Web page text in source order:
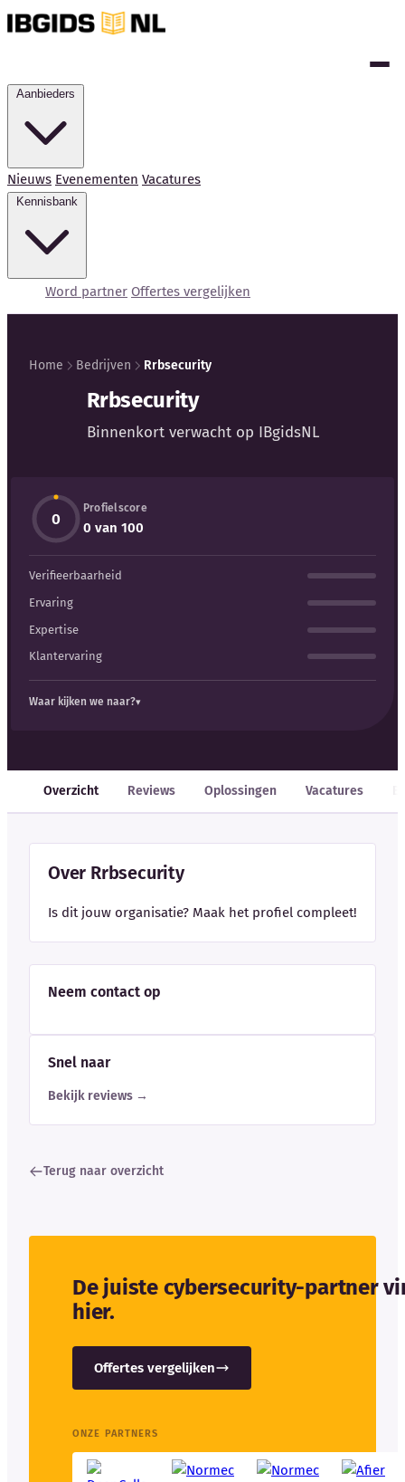
Nieuws Evenementen Vacatures
Word partner Offertes vergelijken
Blog
Bedrijfsupdates
Externe bronnen
Auteurs
Home Bedrijven Rrbsecurity
Rrbsecurity
Binnenkort verwacht op IBgidsNL
0
Profielscore
0 van 100
Verifieerbaarheid
Ervaring
Expertise
Klantervaring
Waar kijken we naar?
Overzicht Reviews Oplossingen Vacatures
Over Rrbsecurity
Is dit jouw organisatie? Maak het profiel compleet!
Neem contact op
Snel naar
Bekijk reviews →
Terug naar overzicht
De juiste cybersecurity-partner
hier.
Offertes vergelijken
ONZE PARTNERS